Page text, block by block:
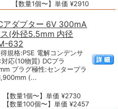
【数量1個〜】単価 ¥2910
アダプター 6V 300mA
(外径5.5mm 内径
632
規格:PSE 電解コンデンサ
応(10物質) DCプラ
プラグ極性:センタープラ
(...
【数量1個〜】単価 ¥2730
【数量100個〜】単価 ¥2457